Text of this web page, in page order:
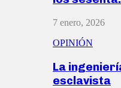
7 enero, 2026
OPINIÓN
La
esclavista